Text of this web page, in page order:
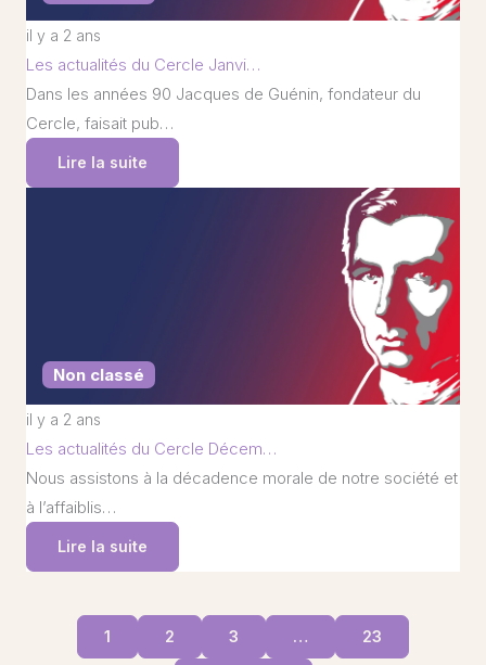
il y a 2 ans
Les actualités du Cercle Janvi…
Dans les années 90 Jacques de Guénin, fondateur du
Cercle, faisait pub…
Lire la suite
Non classé
il y a 2 ans
Les actualités du Cercle Décem…
Nous assistons à la décadence morale de notre société et
à l’affaiblis…
Lire la suite
1 2 3 … 23